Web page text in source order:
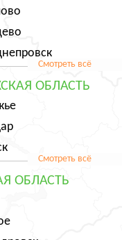
Смотреть всё
ОБЛАСТЬ
Смотреть всё
ОБЛАСТЬ